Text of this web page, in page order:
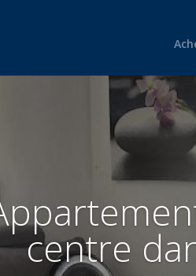
centre